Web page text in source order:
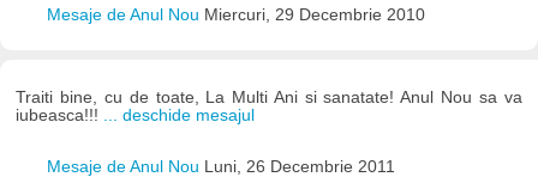
Mesaje de Anul Nou Miercuri, 29 Decembrie 2010
Traiti bine, cu de toate, La Multi Ani si sanatate! Anul Nou sa va
iubeasca!!! ... deschide mesajul
Mesaje de Anul Nou Luni, 26 Decembrie 2011